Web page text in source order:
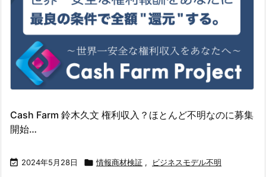
Cash Farm 鈴木久文 権利収入？ほとんど不明なのに募集
開始…
 2024年5月28日  情報商材検証 , ビジネスモデル不明